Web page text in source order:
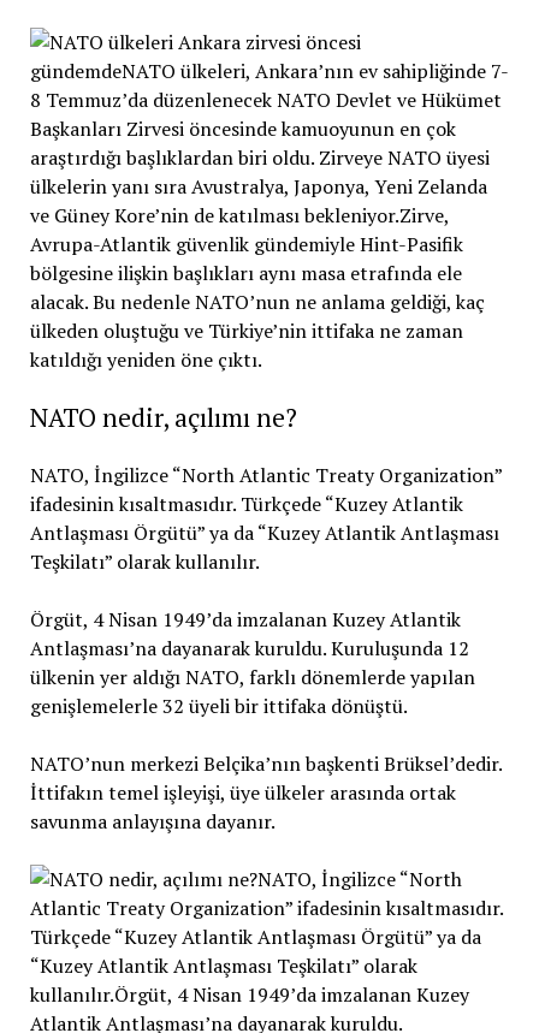
NATO nedir, açılımı ne?
NATO, İngilizce “North Atlantic Treaty Organization”
ifadesinin kısaltmasıdır. Türkçede “Kuzey Atlantik
Antlaşması Örgütü” ya da “Kuzey Atlantik Antlaşması
Teşkilatı” olarak kullanılır.
Örgüt, 4 Nisan 1949’da imzalanan Kuzey Atlantik
Antlaşması’na dayanarak kuruldu. Kuruluşunda 12
ülkenin yer aldığı NATO, farklı dönemlerde yapılan
genişlemelerle 32 üyeli bir ittifaka dönüştü.
NATO’nun merkezi Belçika’nın başkenti Brüksel’dedir.
İttifakın temel işleyişi, üye ülkeler arasında ortak
savunma anlayışına dayanır.